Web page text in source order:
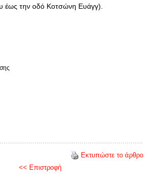
έως την οδό Κοτσώνη Ευάγγ).
Εκτυπώστε το άρθρο
<< Επιστροφή